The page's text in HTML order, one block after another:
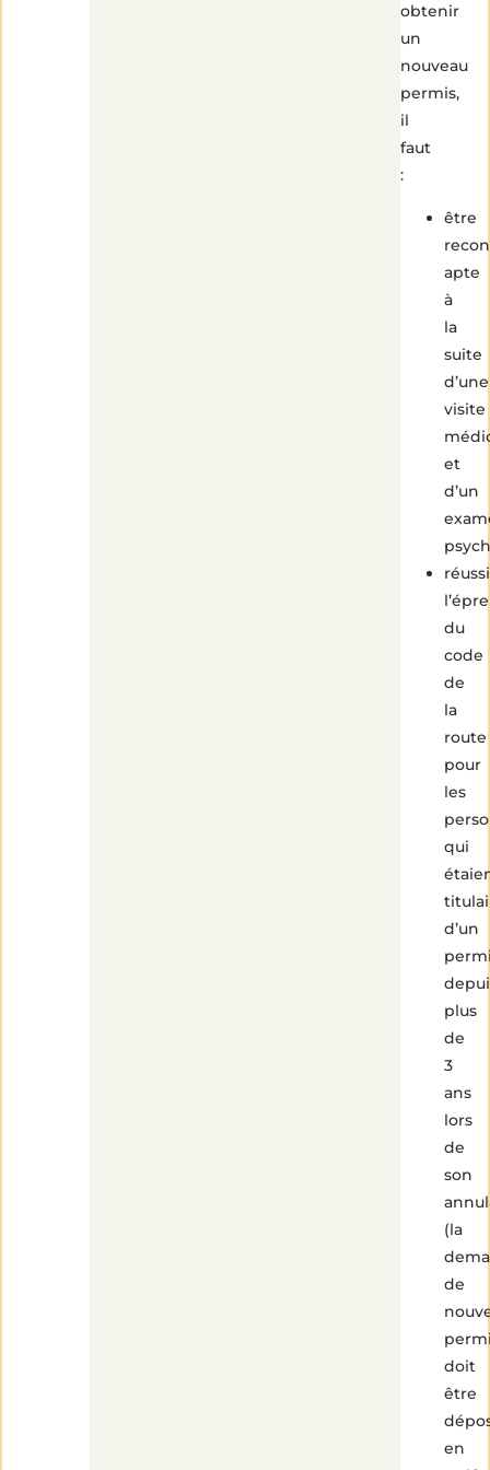
obtenir
un
nouveau
permis,
il
faut
:
être
apte
à
la
suite
d’une
visite
et
d’un
du
code
de
la
route
pour
les
qui
d’un
plus
de
3
ans
lors
de
son
(la
de
doit
être
en